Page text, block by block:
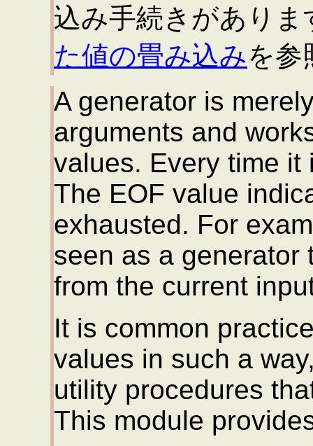
込み手続きがあり
た値の畳み込みを参
A generator is
arguments and
values. Every time
The EOF value
exhausted. For
seen as a generator
from the current
It is common
values in such a
utility procedures
This module